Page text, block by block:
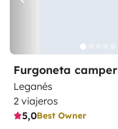
Furgoneta camper
Leganés
2 viajeros
5,0Best Owner